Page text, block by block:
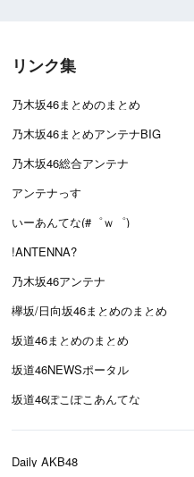
リンク集
乃木坂46まとめのまとめ
乃木坂46まとめアンテナBIG
乃木坂46総合アンテナ
アンテナっす
いーあんてな(#゜ｗ゜)
!ANTENNA?
乃木坂46アンテナ
欅坂/日向坂46まとめのまとめ
坂道46まとめのまとめ
坂道46NEWSポータル
坂道46ぽこぽこあんてな
Daily AKB48